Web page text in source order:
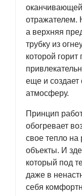
отражателем.
а верхняя
трубку из
которой
еще и
атмосферу.
Принцип
обогревает
свое тепло
объекты. И
который под
даже в
себя